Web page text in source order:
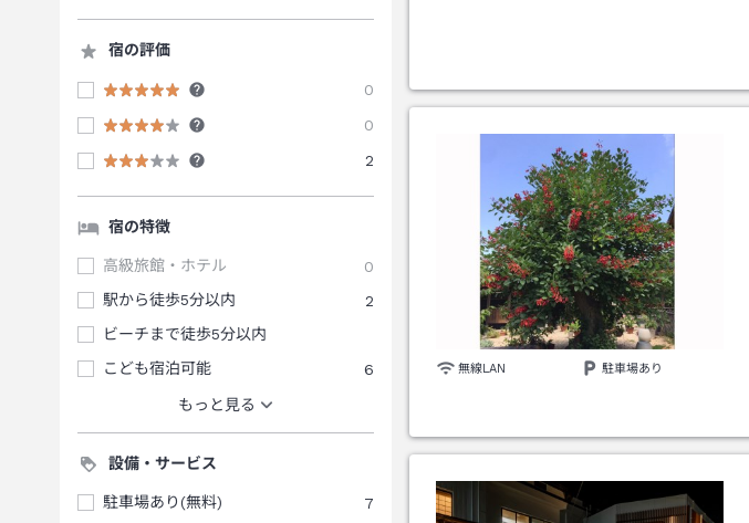
宿の評価
0
0
2
宿の特徴
高級旅館・ホテル
0
駅から徒歩5分以内
2
ビーチまで徒歩5分以内
こども宿泊可能
6
もっと見る
設備・サービス
駐車場あり(無料)
7
無線LAN 駐車場あり